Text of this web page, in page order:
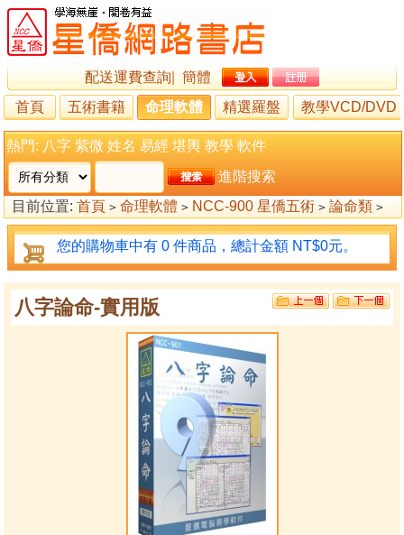
配送運費查詢
簡體
首頁
五術書籍 命理軟體 精選羅盤 教學VCD/DVD
熱門: 八字 紫微 姓名 易經 堪輿 教學 軟件
進階搜索
目前位置: 首頁 > 命理軟體 > NCC-900 星僑五術 > 論命類 >
八字論命 >八字論命-實用版
您的購物車中有 0 件商品，總計金額 NT$0元。
八字論命-實用版